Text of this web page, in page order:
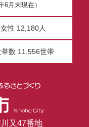
6月末現在）
女性 12,180人
帯数 11,556世帯
又47番地